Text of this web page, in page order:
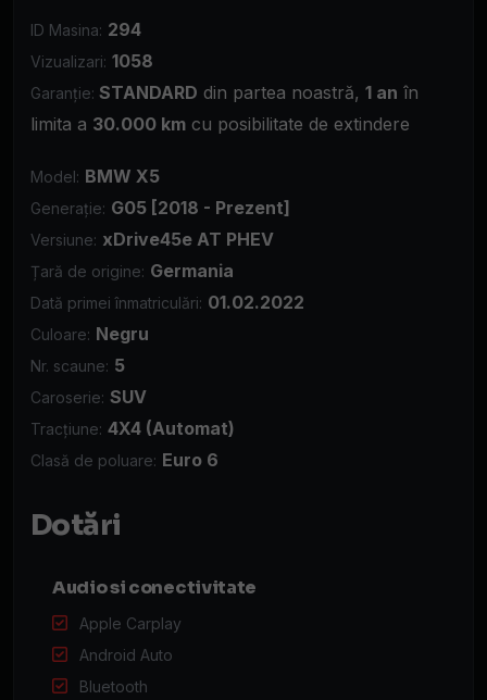
ID Masina: 294
Vizualizari: 1058
Garanție: STANDARD din partea noastră, 1 an în
limita a 30.000 km cu posibilitate de extindere
Model: BMW X5
Generație: G05 [2018 - Prezent]
Versiune: xDrive45e AT PHEV
Țară de origine: Germania
Dată primei înmatriculări: 01.02.2022
Culoare: Negru
Nr. scaune: 5
Caroserie: SUV
Tracțiune: 4X4 (Automat)
Clasă de poluare: Euro 6
Dotări
Audio si conectivitate
Apple Carplay
Android Auto
Bluetooth